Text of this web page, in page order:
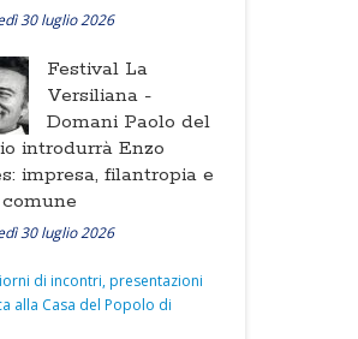
30 luglio 2026
Festival La
Versiliana -
Domani Paolo del
introdurrà Enzo
impresa, filantropia e
30 luglio 2026